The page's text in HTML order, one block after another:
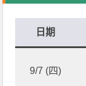
日期
9/7 (四)